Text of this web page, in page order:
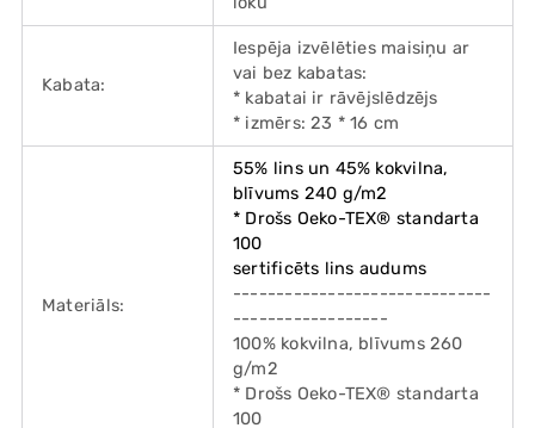
Kabata:
Iespēja izvēlēties maisiņu ar
vai bez kabatas:
* kabatai ir rāvējslēdzējs
* izmērs: 23 * 16 cm
Materiāls:
55% lins un 45% kokvilna,
blīvums 240 g/m2
* Drošs Oeko-TEX® standarta
100
sertificēts lins audums
------------------------------
------------------
100% kokvilna, blīvums 260
g/m2
* Drošs Oeko-TEX® standarta
100